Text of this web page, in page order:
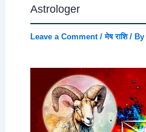
Astrologer
Leave a Comment /मेष राशि/ By